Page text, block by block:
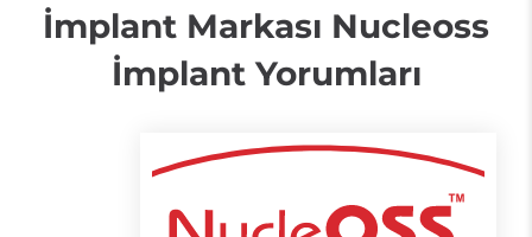
İmplant Markası Nucleoss
İmplant Yorumları